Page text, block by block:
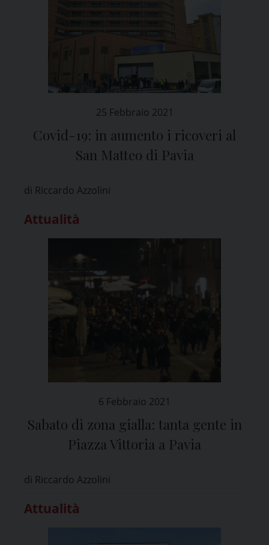
25 Febbraio 2021
Covid-19: in aumento i ricoveri al
San Matteo di Pavia
di Riccardo Azzolini
Attualità
6 Febbraio 2021
Sabato di zona gialla: tanta gente in
Piazza Vittoria a Pavia
di Riccardo Azzolini
Attualità